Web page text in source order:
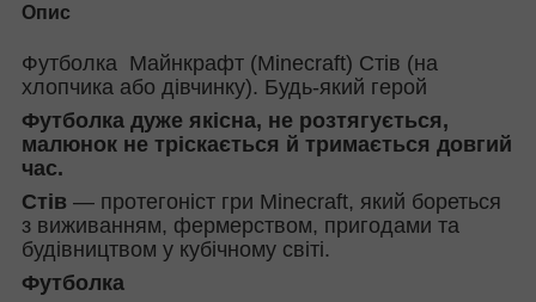
Опис
Футболка Майнкрафт (Minecraft) Стів (на
хлопчика або дівчинку). Будь-який герой
Футболка дуже якісна, не розтягується,
малюнок не тріскається й тримається довгий
час.
Стів — протегоніст гри Minecraft, який бореться
з виживанням, фермерством, пригодами та
будівництвом у кубічному світі.
Футболка